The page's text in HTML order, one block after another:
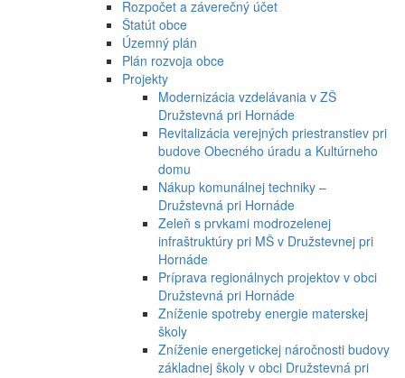
Rozpočet a záverečný účet
Štatút obce
Územný plán
Plán rozvoja obce
Projekty
Modernizácia vzdelávania v ZŠ
Družstevná pri Hornáde
Revitalizácia verejných priestranstiev pri
budove Obecného úradu a Kultúrneho
domu
Nákup komunálnej techniky –
Družstevná pri Hornáde
Zeleň s prvkami modrozelenej
infraštruktúry pri MŠ v Družstevnej pri
Hornáde
Príprava regionálnych projektov v obci
Družstevná pri Hornáde
Zníženie spotreby energie materskej
školy
Zníženie energetickej náročnosti budovy
základnej školy v obci Družstevná pri